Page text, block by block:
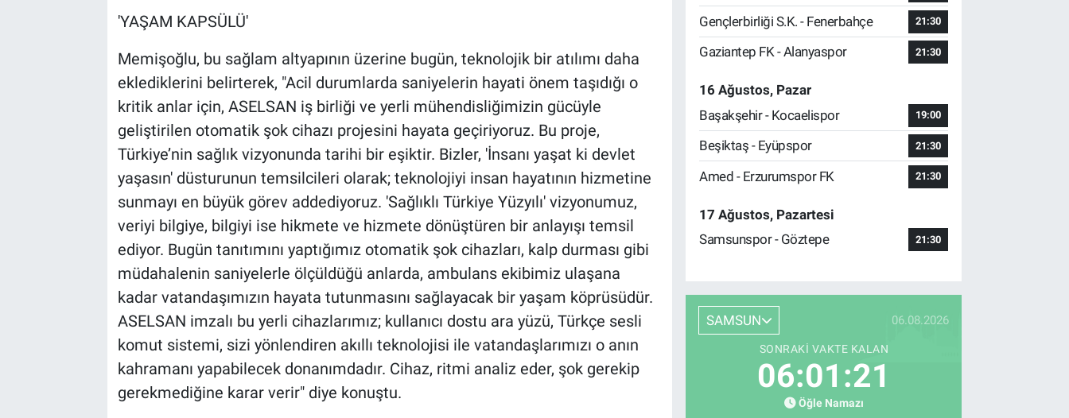
'YAŞAM KAPSÜLÜ'
Memişoğlu, bu sağlam altyapının üzerine bugün, teknolojik bir atılımı daha
eklediklerini belirterek, "Acil durumlarda saniyelerin hayati önem taşıdığı o
kritik anlar için, ASELSAN iş birliği ve yerli mühendisliğimizin gücüyle
geliştirilen otomatik şok cihazı projesini hayata geçiriyoruz. Bu proje,
Türkiye’nin sağlık vizyonunda tarihi bir eşiktir. Bizler, 'İnsanı yaşat ki devlet
yaşasın' düsturunun temsilcileri olarak; teknolojiyi insan hayatının hizmetine
sunmayı en büyük görev addediyoruz. 'Sağlıklı Türkiye Yüzyılı' vizyonumuz,
veriyi bilgiye, bilgiyi ise hikmete ve hizmete dönüştüren bir anlayışı temsil
ediyor. Bugün tanıtımını yaptığımız otomatik şok cihazları, kalp durması gibi
müdahalenin saniyelerle ölçüldüğü anlarda, ambulans ekibimiz ulaşana
kadar vatandaşımızın hayata tutunmasını sağlayacak bir yaşam köprüsüdür.
ASELSAN imzalı bu yerli cihazlarımız; kullanıcı dostu ara yüzü, Türkçe sesli
komut sistemi, sizi yönlendiren akıllı teknolojisi ile vatandaşlarımızı o anın
kahramanı yapabilecek donanımdadır. Cihaz, ritmi analiz eder, şok gerekip
gerekmediğine karar verir" diye konuştu.
Gençlerbirliği S.K. - Fenerbahçe 21:30
Gaziantep FK - Alanyaspor 21:30
16 Ağustos, Pazar
Başakşehir - Kocaelispor
19:00
Beşiktaş - Eyüpspor 21:30
Amed - Erzurumspor FK 21:30
17 Ağustos, Pazartesi
Samsunspor - Göztepe
21:30
SAMSUN 06.08.2026
SONRAKI VAKTE KALAN
06:01:20
Öğle Namazı